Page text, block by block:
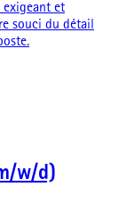
exigeant et
souci du détail
w/d)